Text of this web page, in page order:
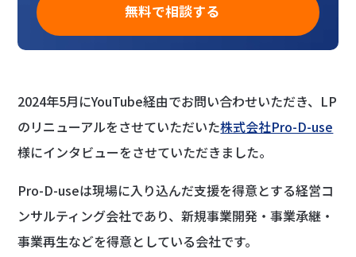
無料で相談する
2024年5月にYouTube経由でお問い合わせいただき、LP
のリニューアルをさせていただいた株式会社Pro-D-use
様にインタビューをさせていただきました。
Pro-D-useは現場に入り込んだ支援を得意とする経営コ
ンサルティング会社であり、新規事業開発・事業承継・
事業再生などを得意としている会社です。